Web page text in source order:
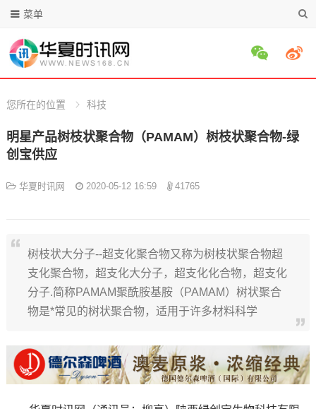
菜单
您所在的位置 科技
明星产品树枝状聚合物（PAMAM）树枝状聚合物-绿
创宝供应
华夏时讯网 2020-05-12 16:59 41765
树枝状大分子--超支化聚合物又称为树枝状聚合物超
支化聚合物，超支化大分子，超支化化合物，超支化
分子.简称PAMAM聚酰胺基胺（PAMAM）树状聚合
物是*常见的树状聚合物，适用于许多材料科学